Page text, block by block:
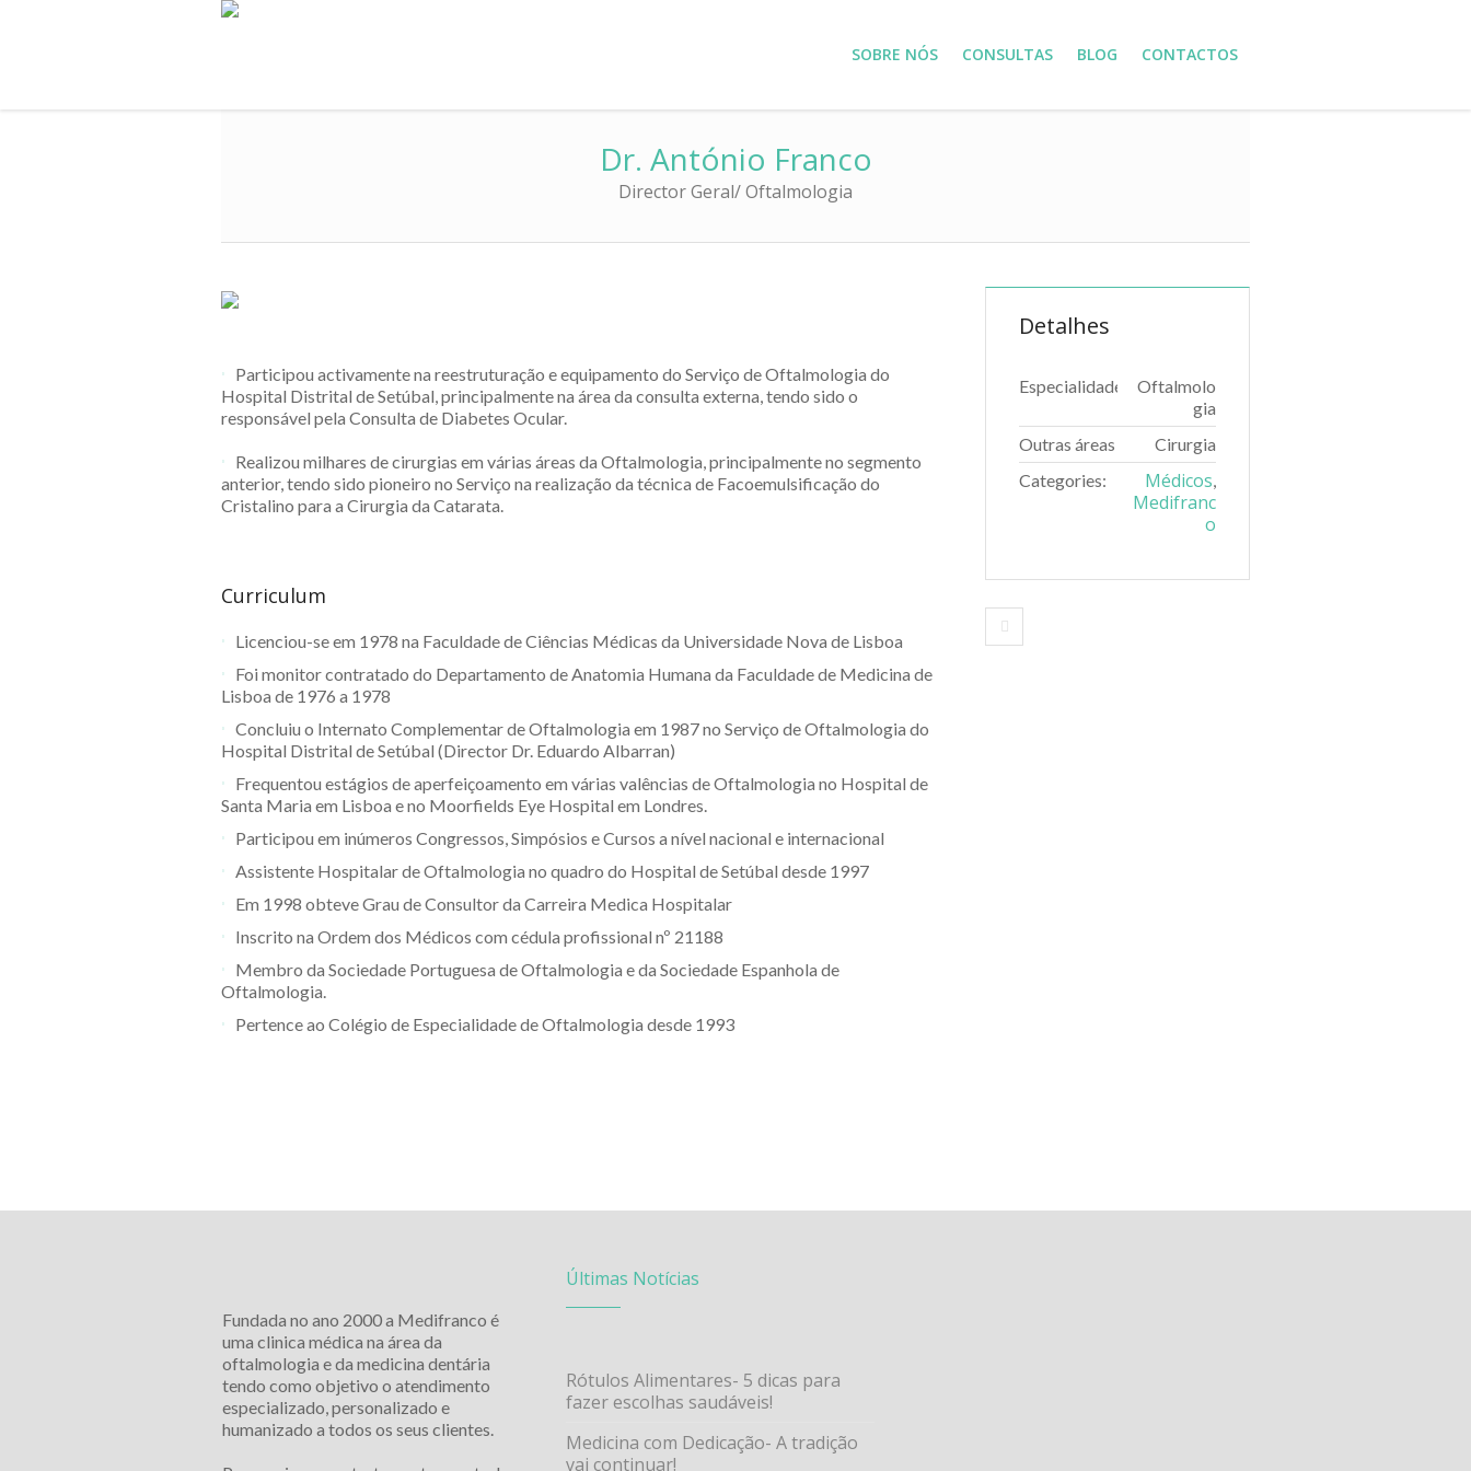
SOBRE NÓS CONSULTAS BLOG CONTACTOS
Dr. António Franco
Director Geral/ Oftalmologia
Participou activamente na reestruturação e equipamento do Serviço de Oftalmologia do
Hospital Distrital de Setúbal, principalmente na área da consulta externa, tendo sido o
responsável pela Consulta de Diabetes Ocular.
Realizou milhares de cirurgias em várias áreas da Oftalmologia, principalmente no segmento
anterior, tendo sido pioneiro no Serviço na realização da técnica de Facoemulsificação do
Cristalino para a Cirurgia da Catarata.
Curriculum
Licenciou-se em 1978 na Faculdade de Ciências Médicas da Universidade Nova de Lisboa
Foi monitor contratado do Departamento de Anatomia Humana da Faculdade de Medicina de
Lisboa de 1976 a 1978
Concluiu o Internato Complementar de Oftalmologia em 1987 no Serviço de Oftalmologia do
Hospital Distrital de Setúbal (Director Dr. Eduardo Albarran)
Frequentou estágios de aperfeiçoamento em várias valências de Oftalmologia no Hospital de
Santa Maria em Lisboa e no Moorfields Eye Hospital em Londres.
Participou em inúmeros Congressos, Simpósios e Cursos a nível nacional e internacional
Assistente Hospitalar de Oftalmologia no quadro do Hospital de Setúbal desde 1997
Em 1998 obteve Grau de Consultor da Carreira Medica Hospitalar
Inscrito na Ordem dos Médicos com cédula profissional nº 21188
Membro da Sociedade Portuguesa de Oftalmologia e da Sociedade Espanhola de
Oftalmologia.
Pertence ao Colégio de Especialidade de Oftalmologia desde 1993
Detalhes
Especialidade
Oftalmolo
gia
Outras áreas
Cirurgia
Categories:
Médicos,
Medifranc
o
Fundada no ano 2000 a Medifranco é
uma clinica médica na área da
oftalmologia e da medicina dentária
tendo como objetivo o atendimento
especializado, personalizado e
humanizado a todos os seus clientes.
Últimas Notícias
Rótulos Alimentares- 5 dicas para
fazer escolhas saudáveis!
Medicina com Dedicação- A tradição
vai continuar!